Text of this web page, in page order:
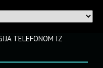
TELEFONOM IZ